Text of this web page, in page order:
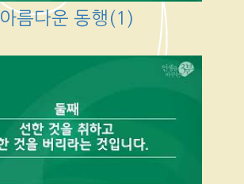
아름다운 동행(1)